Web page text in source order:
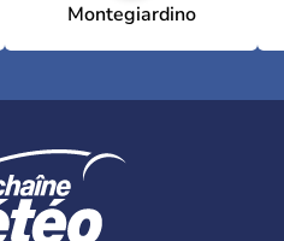
Montegiardino